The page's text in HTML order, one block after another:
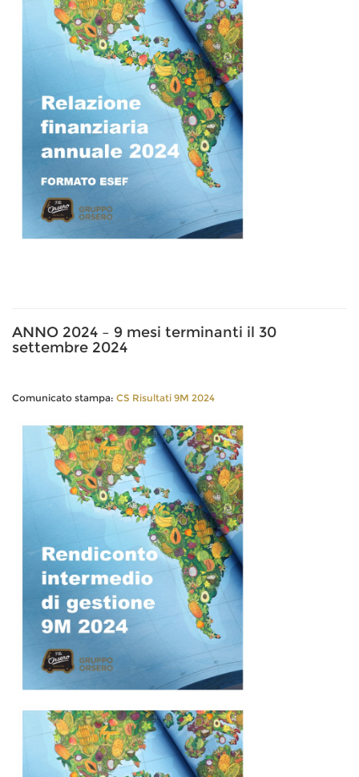
ANNO 2024 – 9 mesi terminanti il 30
settembre 2024
Comunicato stampa: CS Risultati 9M 2024